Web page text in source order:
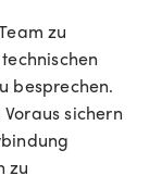
zu
besprechen.
sichern
zu